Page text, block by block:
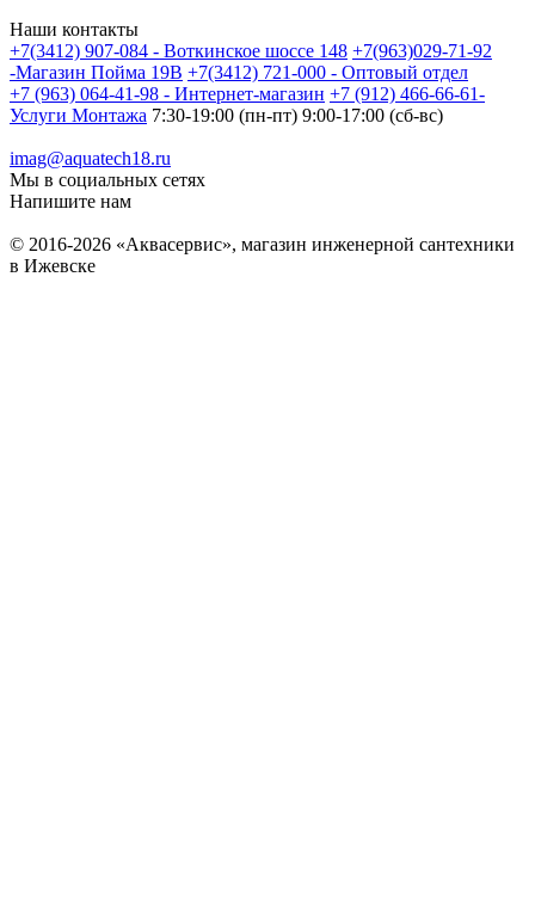
Наши контакты
+7(3412) 907-084 - Воткинское шоссе 148 +7(963)029-71-92
-Магазин Пойма 19В +7(3412) 721-000 - Оптовый отдел
+7 (963) 064-41-98 - Интернет-магазин +7 (912) 466-66-61-
Услуги Монтажа 7:30-19:00 (пн-пт) 9:00-17:00 (сб-вс)
imag@aquatech18.ru
Мы в социальных сетях
Напишите нам
© 2016-2026 «Аквасервис», магазин инженерной сантехники
в Ижевске